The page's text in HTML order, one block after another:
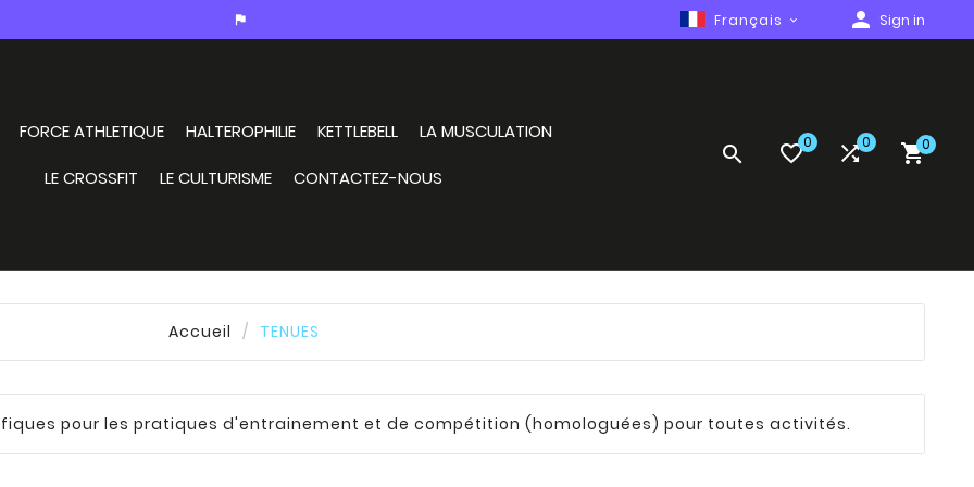
assistant_photo Français  person Sign in
FORCE ATHLETIQUE HALTEROPHILIE KETTLEBELL LA MUSCULATION
LE CROSSFIT LE CULTURISME CONTACTEZ-NOUS
search favorite_border0 0 0
Accueil TENUES
pour les pratiques d'entrainement et de compétition (homologuées) pour toutes activités.